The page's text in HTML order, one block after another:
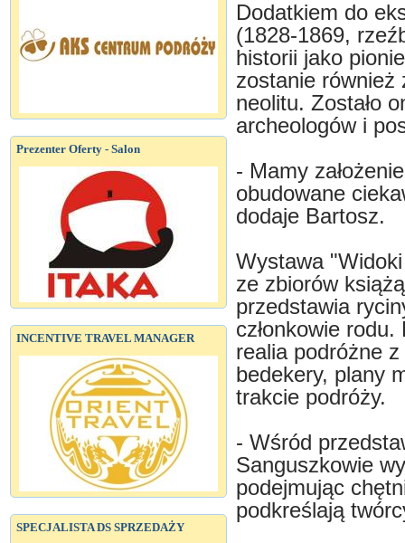
Prezenter Oferty - Salon
INCENTIVE TRAVEL MANAGER
SPECJALISTA DS SPRZEDAŻY
Dodatkiem do
(1828-1869,
historii jako
zostanie również
neolitu. Zostało
archeologów i
- Mamy
obudowane
dodaje Bartosz.
Wystawa
ze zbiorów
przedstawia
członkowie
realia podróżne
bedekery, plany
trakcie podróży.
- Wśród
Sanguszkowie
podejmując
podkreślają